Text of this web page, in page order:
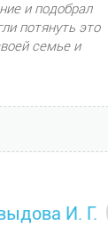
и подобрал
потянуть это
семье и
И. Г.